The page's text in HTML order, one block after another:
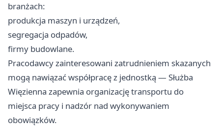
branżach:
produkcja maszyn i urządzeń,
segregacja odpadów,
firmy budowlane.
Pracodawcy zainteresowani zatrudnieniem skazanych
mogą nawiązać współpracę z jednostką — Służba
Więzienna zapewnia organizację transportu do
miejsca pracy i nadzór nad wykonywaniem
obowiązków.